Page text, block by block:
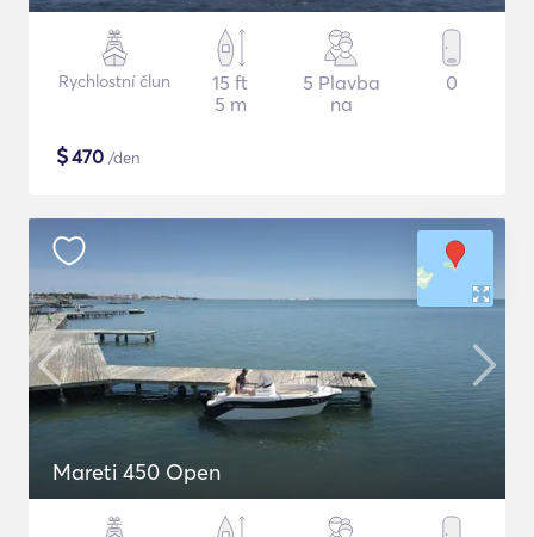
Rychlostní člun
15 ft
5 m
5 Plavba
na
0
$470 /den
Mareti 450 Open